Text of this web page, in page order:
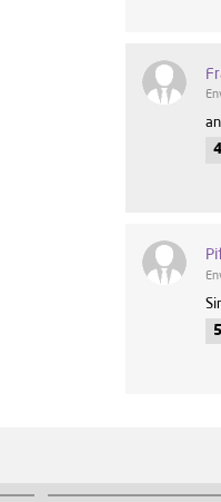
4
5